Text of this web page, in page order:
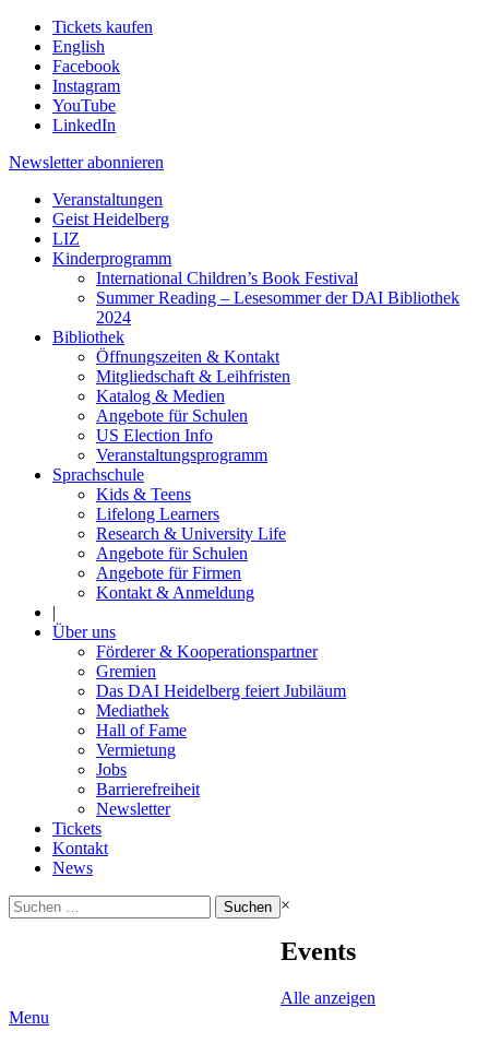
Tickets kaufen
English
Facebook
Instagram
YouTube
LinkedIn
Newsletter abonnieren
Veranstaltungen
Geist Heidelberg
LIZ
Kinderprogramm
International Children’s Book Festival
Summer Reading – Lesesommer der DAI Bibliothek
2024
Bibliothek
Öffnungszeiten & Kontakt
Mitgliedschaft & Leihfristen
Katalog & Medien
Angebote für Schulen
US Election Info
Veranstaltungsprogramm
Sprachschule
Kids & Teens
Lifelong Learners
Research & University Life
Angebote für Schulen
Angebote für Firmen
Kontakt & Anmeldung
|
Über uns
Förderer & Kooperationspartner
Gremien
Das DAI Heidelberg feiert Jubiläum
Mediathek
Hall of Fame
Vermietung
Jobs
Barrierefreiheit
Newsletter
Tickets
Kontakt
News
Suchen
nach:
×
Events
Alle anzeigen
Menu